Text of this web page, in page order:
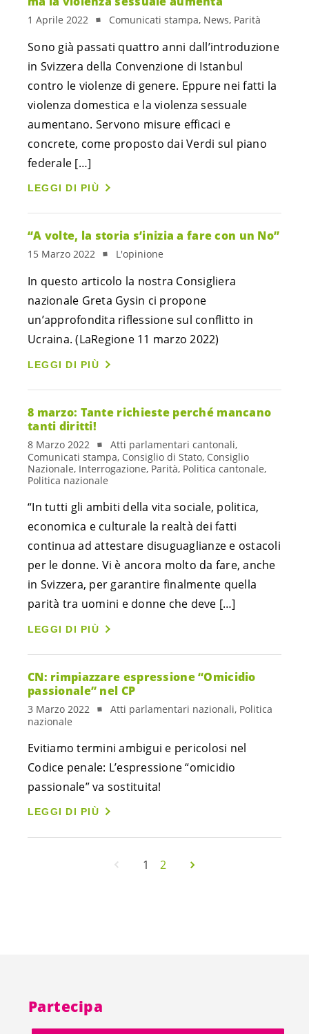
1 Aprile 2022 Comunicati stampa, News, Parità
Sono già passati quattro anni dall’introduzione
in Svizzera della Convenzione di Istanbul
contro le violenze di genere. Eppure nei fatti la
violenza domestica e la violenza sessuale
aumentano. Servono misure efficaci e
concrete, come proposto dai Verdi sul piano
federale […]
LEGGI DI PIÙ
“A volte, la storia s’inizia a fare con un No”
15 Marzo 2022 L'opinione
In questo articolo la nostra Consigliera
nazionale Greta Gysin ci propone
un’approfondita riflessione sul conflitto in
Ucraina. (LaRegione 11 marzo 2022)
LEGGI DI PIÙ
8 marzo: Tante richieste perché mancano
tanti diritti!
8 Marzo 2022
Atti parlamentari cantonali,
Comunicati stampa, Consiglio di Stato, Consiglio
Nazionale, Interrogazione, Parità, Politica cantonale,
Politica nazionale
“In tutti gli ambiti della vita sociale, politica,
economica e culturale la realtà dei fatti
continua ad attestare disuguaglianze e ostacoli
per le donne. Vi è ancora molto da fare, anche
in Svizzera, per garantire finalmente quella
parità tra uomini e donne che deve […]
LEGGI DI PIÙ
CN: rimpiazzare espressione “Omicidio
passionale” nel CP
3 Marzo 2022
Atti parlamentari nazionali, Politica
nazionale
Evitiamo termini ambigui e pericolosi nel
Codice penale: L’espressione “omicidio
passionale” va sostituita!
LEGGI DI PIÙ
1 2
Partecipa